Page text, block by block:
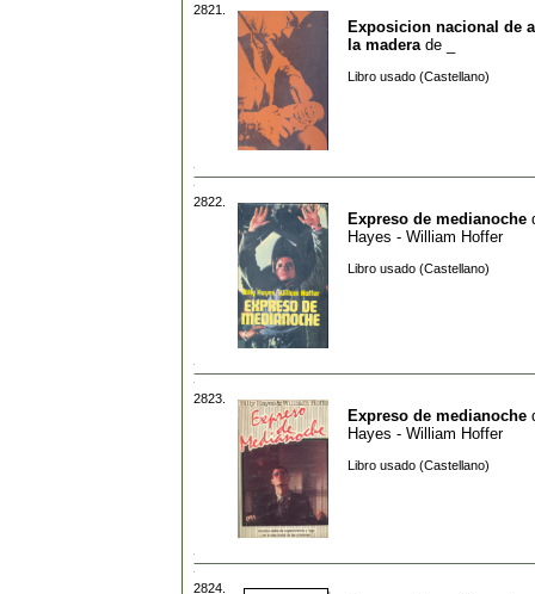
2821.
Exposicion nacional de
la madera de
Libro usado (Castellano)
2822.
Expreso de medianoche
Hayes - William Hoffer
Libro usado (Castellano)
2823.
Expreso de medianoche
Hayes - William Hoffer
Libro usado (Castellano)
2824.